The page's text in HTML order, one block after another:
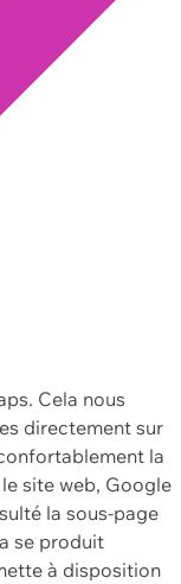
Cela nous
directement sur
la
site web, Google
la sous-page
se produit
à disposition